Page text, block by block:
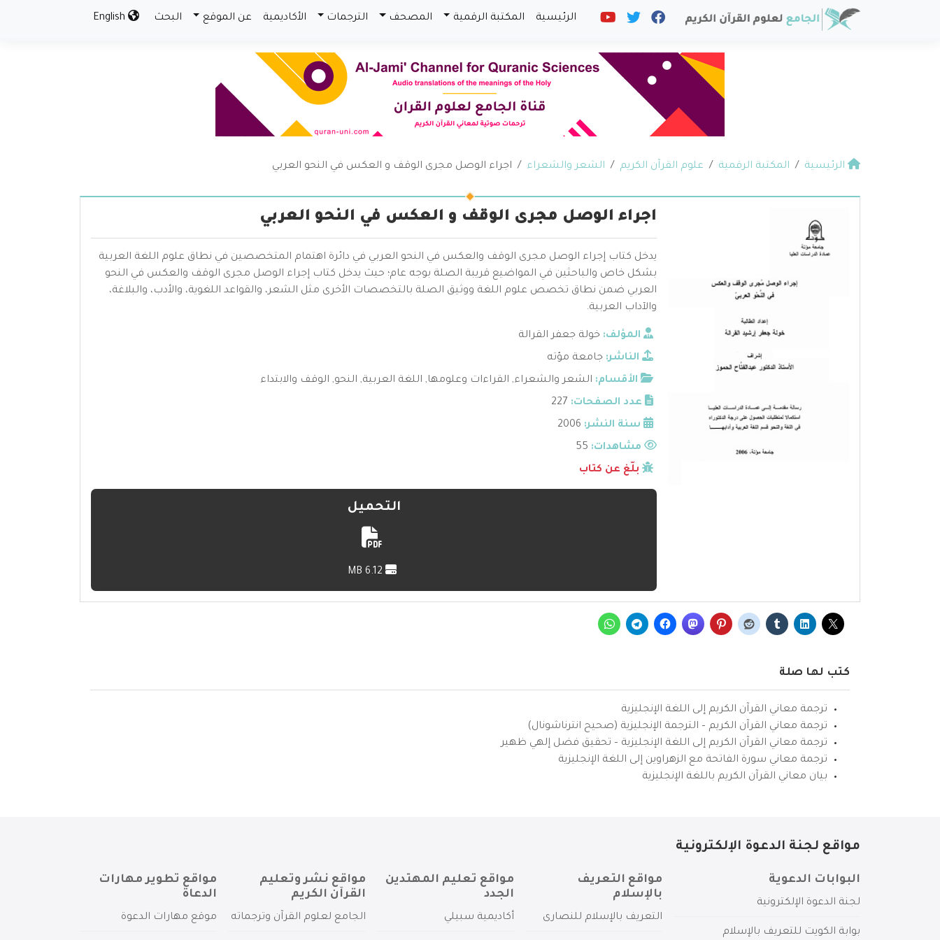
الرئيسية المكتبة الرقمية المصحف الترجمات الأكاديمية عن الموقع البحث
الرئيسية المكتبة الرقمية علوم القرآن الكريم الشعر والشعراء اجراء الوصل مجرى الوقف و العكس في النحو العربي
اجراء الوصل مجرى الوقف و العكس في النحو العربي
يدخل كتاب إجراء الوصل مجرى الوقف والعكس في النحو العربي في دائرة اهتمام المتخصصين في نطاق علوم اللغة العربية
بشكل خاص والباحثين في المواضيع قريبة الصلة بوجه عام؛ حيث يدخل كتاب إجراء الوصل مجرى الوقف والعكس في النحو
العربي ضمن نطاق تخصص علوم اللغة ووثيق الصلة بالتخصصات الأخرى مثل الشعر، والقواعد اللغوية، والأدب، والبلاغة،
والآداب العربية.
المؤلف: خولة جعفر القرالة
الناشر: جامعة مؤته
الأقسام: الشعر والشعراء, القراءات وعلومها, اللغة العربية, النحو, الوقف والابتداء
عدد الصفحات: 227
سنة النشر: 2006
مشاهدات:
بلّغ عن كتاب
التحميل
كتب لها صلة
ترجمة معاني القرآن الكريم إلى اللغة الإنجليزية
ترجمة معاني القرآن الكريم – الترجمة الإنجليزية (صحيح انترناشونال)
ترجمة معاني القرآن الكريم إلى اللغة الإنجليزية – تحقيق فضل إلهي ظهير
ترجمة معاني سورة الفاتحة مع الزهراوين إلى اللغة الإنجليزية
بيان معاني القرآن الكريم باللغة الإنجليزية
مواقع لجنة الدعوة الإلكترونية
البوابات الدعوية
لجنة الدعوة الإلكترونية
بوابة الكويت للتعريف بالإسلام
مواقع التعريف
بالإسلام
التعريف بالإسلام للنصارى
مواقع تعليم المهتدين
الجدد
أكاديمية سبيلي
مواقع نشر وتعليم
القرآن الكريم
الجامع لعلوم القرآن وترجماته
مواقع تطوير مهارات
الدعاة
موقع مهارات الدعوة